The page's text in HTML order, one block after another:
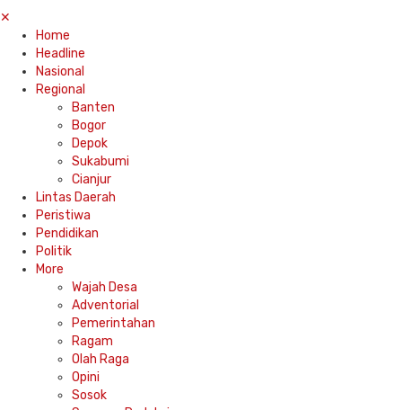
✕
Home
Headline
Nasional
Regional
Banten
Bogor
Depok
Sukabumi
Cianjur
Lintas Daerah
Peristiwa
Pendidikan
Politik
More
Wajah Desa
Adventorial
Pemerintahan
Ragam
Olah Raga
Opini
Sosok